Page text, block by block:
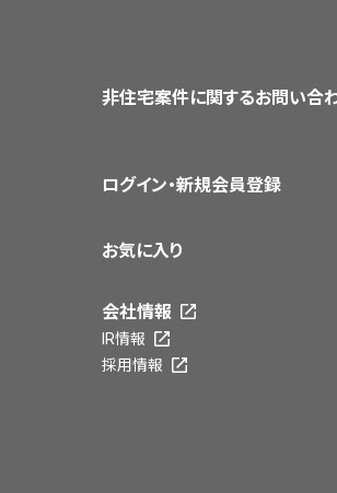
非住宅案件に関するお問い合
ログイン・新規会員登録
お気に入り
会社情報
IR情報
採用情報